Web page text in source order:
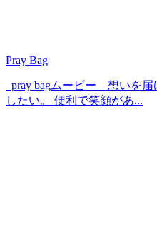
Pray Bag
pray bagムービー 想いを届
したい。 便利で笑顔があ...